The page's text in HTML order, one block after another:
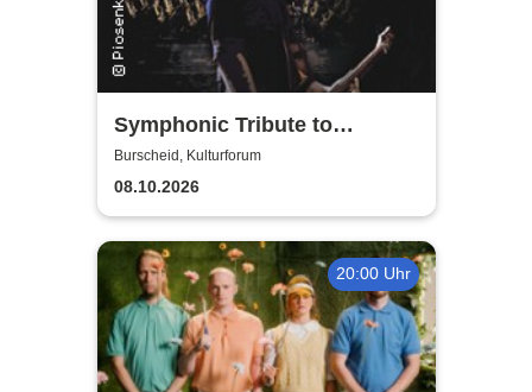
Symphonic Tribute to
Metallica
Burscheid, Kulturforum
08.10.2026
20:00 Uhr